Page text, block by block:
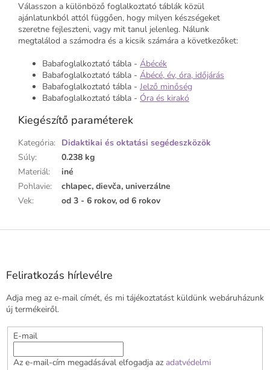
Válasszon a különböző foglalkoztató táblák közül
ajánlatunkból attól függően, hogy milyen készségeket
szeretne fejleszteni, vagy mit tanul jelenleg. Nálunk
megtalálod a számodra és a kicsik számára a következőket:
Babafoglalkoztató tábla - Ábécék
Babafoglalkoztató tábla - Ábécé, év, óra, időjárás
Babafoglalkoztató tábla - Jelző minőség
Babafoglalkoztató tábla - Óra és kirakó
Kiegészítő paraméterek
Kategória: Didaktikai és oktatási segédeszközök
Súly:
0.238 kg
Materiál:
iné
Pohlavie:
chlapec, dievča, univerzálne
Vek: od 3 - 6 rokov, od 6 rokov
L
Feliratkozás hírlevélre
Adja meg az e-mail címét, és mi tájékoztatást küldünk webáruházunk
új termékeiről.
E-mail
Az e-mail-cím megadásával elfogadja az adatvédelmi